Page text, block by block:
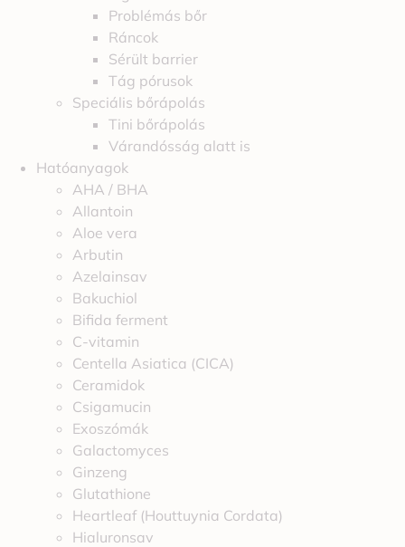
Problémás bőr
Ráncok
Sérült barrier
Tág pórusok
Speciális bőrápolás
Tini bőrápolás
Várandósság alatt is
Hatóanyagok
AHA / BHA
Allantoin
Aloe vera
Arbutin
Azelainsav
Bakuchiol
Bifida ferment
C-vitamin
Centella Asiatica (CICA)
Ceramidok
Csigamucin
Exoszómák
Galactomyces
Ginzeng
Glutathione
Heartleaf (Houttuynia Cordata)
Hialuronsav